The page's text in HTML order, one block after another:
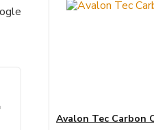
Avalon Tec Carbon